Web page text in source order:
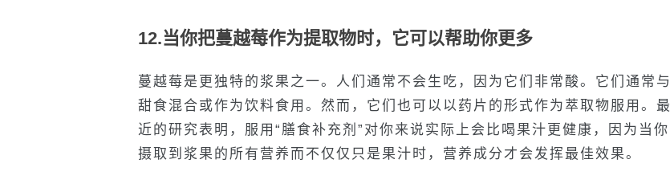
12.当你把蔓越莓作为提取物时，它可以帮助你更多
蔓越莓是更独特的浆果之一。人们通常不会生吃，因为它们非常酸。它们通常与
甜食混合或作为饮料食用。然而，它们也可以以药片的形式作为萃取物服用。最
近的研究表明，服用“膳食补充剂”对你来说实际上会比喝果汁更健康，因为当你
摄取到浆果的所有营养而不仅仅只是果汁时，营养成分才会发挥最佳效果。